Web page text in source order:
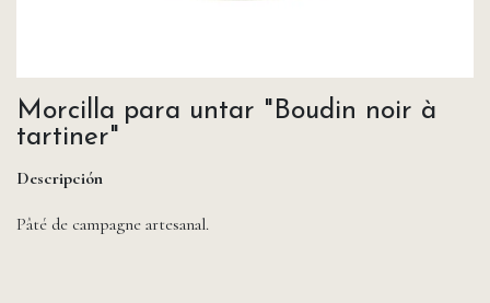
Morcilla para untar "Boudin noir à
tartiner"
Descripción
Pâté de campagne artesanal.